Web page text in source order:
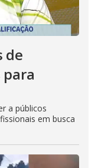
de
a públicos
em busca